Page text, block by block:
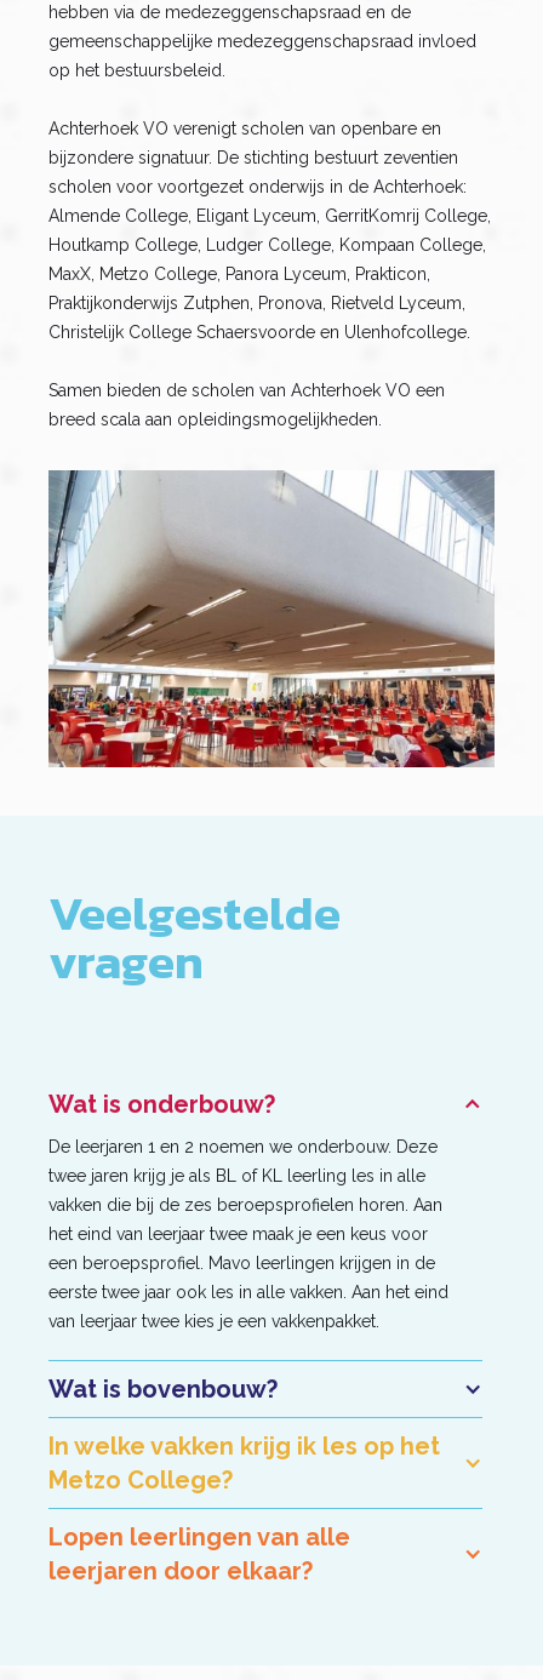
hebben via de medezeggenschapsraad en de
gemeenschappelijke medezeggenschapsraad invloed
op het bestuursbeleid.
Achterhoek VO verenigt scholen van openbare en
bijzondere signatuur. De stichting bestuurt zeventien
scholen voor voortgezet onderwijs in de Achterhoek:
Almende College, Eligant Lyceum, GerritKomrij College,
Houtkamp College, Ludger College, Kompaan College,
MaxX, Metzo College, Panora Lyceum, Prakticon,
Praktijkonderwijs Zutphen, Pronova, Rietveld Lyceum,
Christelijk College Schaersvoorde en Ulenhofcollege.
Samen bieden de scholen van Achterhoek VO een
breed scala aan opleidingsmogelijkheden.
Veelgestelde
vragen
Wat is onderbouw?
De leerjaren 1 en 2 noemen we onderbouw. Deze
twee jaren krijg je als BL of KL leerling les in alle
vakken die bij de zes beroepsprofielen horen. Aan
het eind van leerjaar twee maak je een keus voor
een beroepsprofiel. Mavo leerlingen krijgen in de
eerste twee jaar ook les in alle vakken. Aan het eind
van leerjaar twee kies je een vakkenpakket.
Wat is bovenbouw?
In welke vakken krijg ik les op het
Metzo College?
Lopen leerlingen van alle
leerjaren door elkaar?